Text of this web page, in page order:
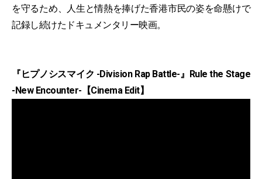
を守るため、人生と情熱を捧げた香港市民の姿を命懸けで
記録し続けたドキュメンタリー映画。
『ヒプノシスマイク -Division Rap Battle-』Rule the Stage
-New Encounter-【Cinema Edit】